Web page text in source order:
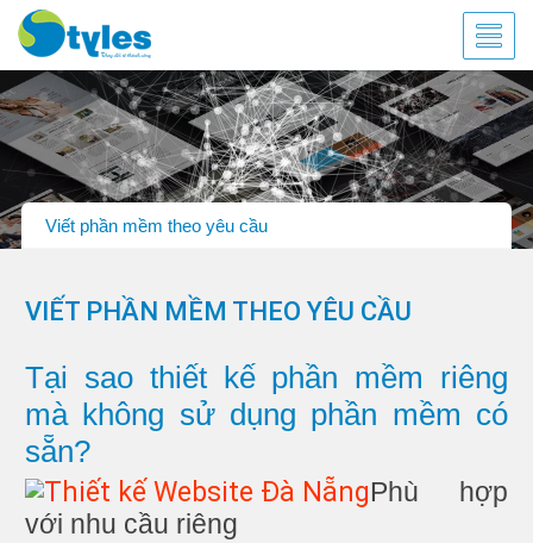
Viết phần mềm theo yêu cầu
VIẾT PHẦN MỀM THEO YÊU CẦU
Tại sao thiết kế phần mềm riêng
mà không sử dụng phần mềm có
sẵn?
Phù hợp
với nhu cầu riêng